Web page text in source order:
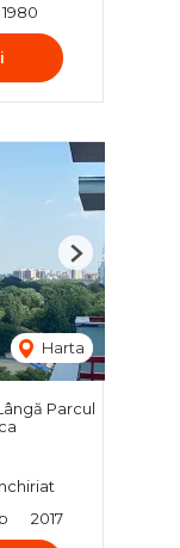
1980
Harta
Next
Parcul
2017